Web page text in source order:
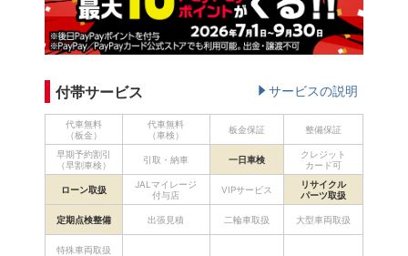
付帯サービス サービスの説明
代車無料
（板金）
代車無料
（車検）
板金保証 整備保証
早期予約割引
（早割車検）
引取・納車 一日車検
クレジット
カード可
ローン取扱
JALマイレージ
付与店
VIPサービス
リサイクル
パーツ取扱
定期点検整備 出張見積 二輪車取扱 大型車両取扱
特殊車両取扱